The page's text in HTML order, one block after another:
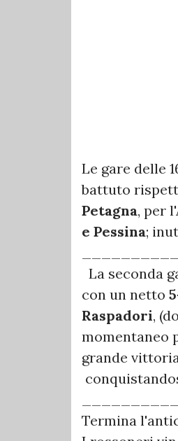
Le gare delle
battuto
Petagna, per
e Pessina;
La seconda
con un netto
Raspadori,
momentaneo
grande
Termina